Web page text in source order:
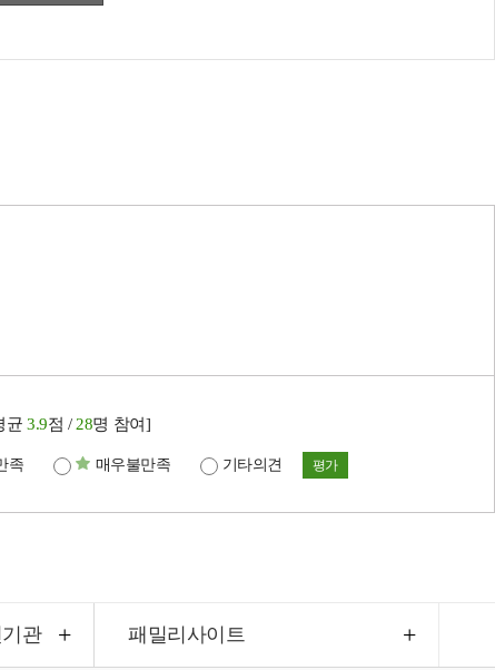
균3.9점 /28명 참여]
족 매우불만족 기타의견 평가
관 패밀리사이트